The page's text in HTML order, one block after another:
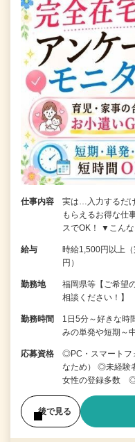
仕事内容
実は…入力するだ
もらえるお得な仕
スでOK！ ▼こん
給与
時給1,500円以上
円）
勤務地
福岡県等【ご希望
相談ください！】
勤務時間
1日5分～好きな時
みの単発や短期～
応募資格
◎PC・スマートフ
なため） ◎未経験
女性の登録多数
後で見る